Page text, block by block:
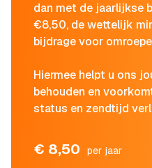
dan met de jaarlijkse
€8,50, de wettelijk
bijdrage voor
Hiermee helpt u ons
behouden en
status en zendtijd
€ 8,50 per jaar